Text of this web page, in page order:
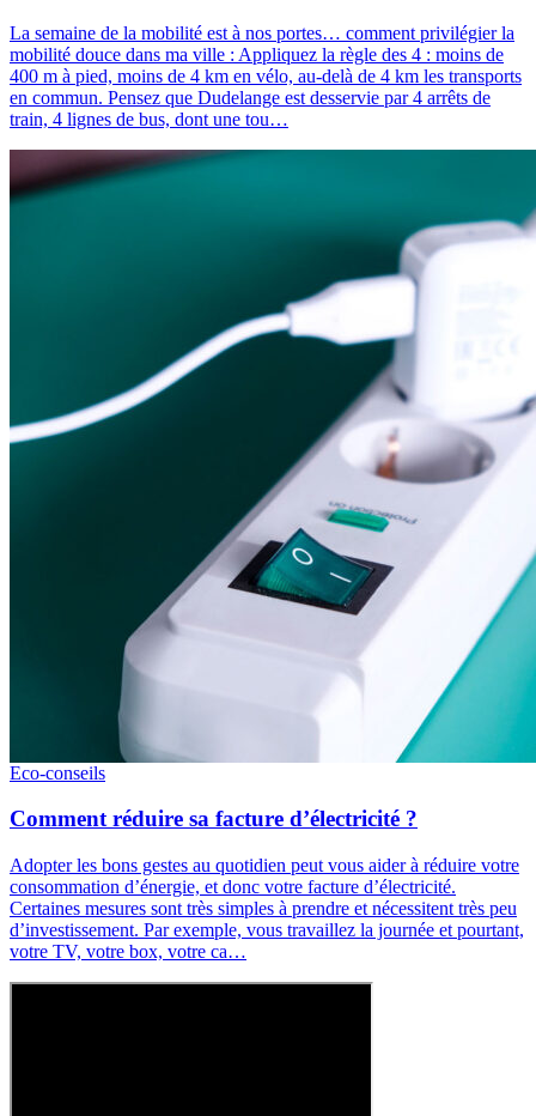
La semaine de la mobilité est à nos portes… comment privilégier la
mobilité douce dans ma ville : Appliquez la règle des 4 : moins de
400 m à pied, moins de 4 km en vélo, au-delà de 4 km les transports
en commun. Pensez que Dudelange est desservie par 4 arrêts de
train, 4 lignes de bus, dont une tou…
Eco-conseils
Comment réduire sa facture d’électricité ?
Adopter les bons gestes au quotidien peut vous aider à réduire votre
consommation d’énergie, et donc votre facture d’électricité.
Certaines mesures sont très simples à prendre et nécessitent très peu
d’investissement. Par exemple, vous travaillez la journée et pourtant,
votre TV, votre box, votre ca…